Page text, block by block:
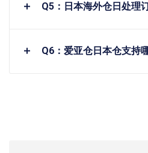
Q5：日本海外仓日处理
Q6：爱亚仓日本仓支持